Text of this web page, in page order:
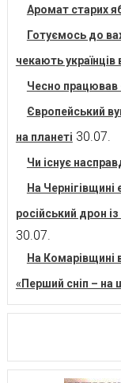
Аромат старих
Готуємось до
чекають
Чесно працював
Європейський
на планеті 30.07.
Чи існує
На Чернігівщині
російський дрон
30.07.
На Комарівщині
«Перший сніп – на